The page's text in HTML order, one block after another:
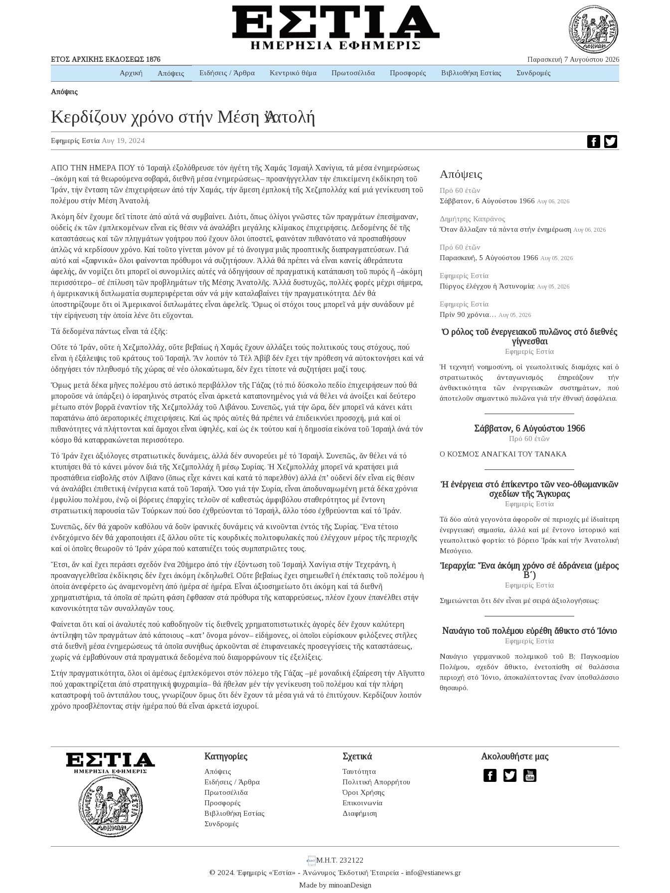
ΕΤΟΣ ΑΡΧΙΚΗΣ ΕΚΔΟΣΕΩΣ 1876 Παρασκευή 7 Αυγούστου 2026
Αρχική Απόψεις Ειδήσεις / Άρθρα Κεντρικό θέμα Πρωτοσέλιδα Προσφορές Βιβλιοθήκη Εστίας Συνδρομές
Απόψεις
Κερδίζουν χρόνο στήν Μέση Ἀνατολή
Εφημερίς Εστία Αυγ 19, 2024
ΑΠΟ ΤΗΝ ΗΜΕΡΑ ΠΟΥ τό Ἰσραήλ ἐξολόθρευσε τόν ἡγέτη τῆς Χαμάς Ἰσμαήλ Χανίγια, τά μέσα ἐνημερώσεως
–ἀκόμη καί τά θεωρούμενα σοβαρά, διεθνῆ μέσα ἐνημερώσεως– προανήγγελλαν τήν ἐπικείμενη ἐκδίκηση τοῦ
Ἰράν, τήν ἔνταση τῶν ἐπιχειρήσεων ἀπό τήν Χαμάς, τήν ἄμεση ἐμπλοκή τῆς Χεζμπολλάχ καί μιά γενίκευση τοῦ
πολέμου στήν Μέση Ἀνατολή.
Ἀκόμη δέν ἔχουμε δεῖ τίποτε ἀπό αὐτά νά συμβαίνει. Διότι, ὅπως ὀλίγοι γνῶστες τῶν πραγμάτων ἐπεσήμαναν,
οὐδείς ἐκ τῶν ἐμπλεκομένων εἶναι εἰς θέσιν νά ἀναλάβει μεγάλης κλίμακος ἐπιχειρήσεις. Δεδομένης δέ τῆς
καταστάσεως καί τῶν πληγμάτων γοήτρου πού ἔχουν ὅλοι ὑποστεῖ, φαινόταν πιθανότατο νά προσπαθήσουν
ἁπλῶς νά κερδίσουν χρόνο. Καί τοῦτο γίνεται μόνον μέ τό ἄνοιγμα μιᾶς προοπτικῆς διαπραγματεύσεων. Γιά
αὐτό καί «ξαφνικά» ὅλοι φαίνονται πρόθυμοι νά συζητήσουν. Ἀλλά θά πρέπει νά εἶναι κανείς ἀθεράπευτα
ἀφελής, ἄν νομίζει ὅτι μπορεῖ οἱ συνομιλίες αὐτές νά ὁδηγήσουν σέ πραγματική κατάπαυση τοῦ πυρός ἤ –ἀκόμη
περισσότερο– σέ ἐπίλυση τῶν προβλημάτων τῆς Μέσης Ἀνατολῆς. Ἀλλά δυστυχῶς, πολλές φορές μέχρι σήμερα,
ἡ ἀμερικανική διπλωματία συμπεριφέρεται σάν νά μήν καταλαβαίνει τήν πραγματικότητα. Δέν θά
ὑποστηρίζουμε ὅτι οἱ Ἀμερικανοί διπλωμάτες εἶναι ἀφελεῖς. Ὅμως οἱ στόχοι τους μπορεῖ νά μήν συνάδουν μέ
τήν εἰρήνευση τήν ὁποία λένε ὅτι εὔχονται.
Τά δεδομένα πάντως εἶναι τά ἑξῆς:
Οὔτε τό Ἰράν, οὔτε ἡ Χεζμπολλάχ, οὔτε βεβαίως ἡ Χαμάς ἔχουν ἀλλάξει τούς πολιτικούς τους στόχους, πού
εἶναι ἡ ἐξάλειψις τοῦ κράτους τοῦ Ἰσραήλ. Ἄν λοιπόν τό Τέλ Ἀβίβ δέν ἔχει τήν πρόθεση νά αὐτοκτονήσει καί νά
ὁδηγήσει τόν πληθυσμό τῆς χώρας σέ νέο ὁλοκαύτωμα, δέν ἔχει τίποτε νά συζητήσει μαζί τους.
Ὅμως μετά δέκα μῆνες πολέμου στό ἀστικό περιβάλλον τῆς Γάζας (τό πιό δύσκολο πεδίο ἐπιχειρήσεων πού θά
μποροῦσε νά ὑπάρξει) ὁ ἰσραηλινός στρατός εἶναι ἀρκετά καταπονημένος γιά νά θέλει νά ἀνοίξει καί δεύτερο
μέτωπο στόν βορρᾶ ἐναντίον τῆς Χεζμπολλάχ τοῦ Λιβάνου. Συνεπῶς, γιά τήν ὥρα, δέν μπορεῖ νά κάνει κάτι
παραπάνω ἀπό ἀεροπορικές ἐπιχειρήσεις. Καί ὡς πρός αὐτές θά πρέπει νά ἐπιδεικνύει προσοχή, μιά καί οἱ
πιθανότητες νά πλήττονται καί ἄμαχοι εἶναι ὑψηλές, καί ὡς ἐκ τούτου καί ἡ δημοσία εἰκόνα τοῦ Ἰσραήλ ἀνά τόν
κόσμο θά καταρρακώνεται περισσότερο.
Τό Ἰράν ἔχει ἀξιόλογες στρατιωτικές δυνάμεις, ἀλλά δέν συνορεύει μέ τό Ἰσραήλ. Συνεπῶς, ἄν θέλει νά τό
κτυπήσει θά τό κάνει μόνον διά τῆς Χεζμπολλάχ ἤ μέσῳ Συρίας. Ἡ Χεζμπολλάχ μπορεῖ νά κρατήσει μιά
προσπάθεια εἰσβολῆς στόν Λίβανο (ὅπως εἶχε κάνει καί κατά τό παρελθόν) ἀλλά ἐπ’ οὐδενί δέν εἶναι εἰς θέσιν
νά ἀναλάβει ἐπιθετική ἐνέργεια κατά τοῦ Ἰσραήλ. Ὅσο γιά τήν Συρία, εἶναι ἀποδυναμωμένη μετά δέκα χρόνια
ἐμφυλίου πολέμου, ἐνῷ οἱ βόρειες ἐπαρχίες τελοῦν σέ καθεστώς ἀμφιβόλου σταθερότητος μέ ἔντονη
στρατιωτική παρουσία τῶν Τούρκων πού ὅσο ἐχθρεύονται τό Ἰσραήλ, ἄλλο τόσο ἐχθρεύονται καί τό Ἰράν.
Συνεπῶς, δέν θά χαροῦν καθόλου νά δοῦν ἰρανικές δυνάμεις νά κινοῦνται ἐντός τῆς Συρίας. Ἕνα τέτοιο
ἐνδεχόμενο δέν θά χαροποιήσει ἐξ ἄλλου οὔτε τίς κουρδικές πολιτοφυλακές πού ἐλέγχουν μέρος τῆς περιοχῆς
καί οἱ ὁποῖες θεωροῦν τό Ἰράν χώρα πού καταπιέζει τούς συμπατριῶτες τους.
Ἔτσι, ἄν καί ἔχει περάσει σχεδόν ἕνα 20ήμερο ἀπό τήν ἐξόντωση τοῦ Ἰσμαήλ Χανίγια στήν Τεχεράνη, ἡ
προαναγγελθεῖσα ἐκδίκησις δέν ἔχει ἀκόμη ἐκδηλωθεῖ. Οὔτε βεβαίως ἔχει σημειωθεῖ ἡ ἐπέκτασις τοῦ πολέμου ἡ
ὁποία ἀνεφέρετο ὡς ἀναμενομένη ἀπό ἡμέρα σέ ἡμέρα. Εἶναι ἀξιοσημείωτο ὅτι ἀκόμη καί τά διεθνῆ
χρηματιστήρια, τά ὁποῖα σέ πρώτη φάση ἔφθασαν στά πρόθυρα τῆς καταρρεύσεως, πλέον ἔχουν ἐπανέλθει στήν
κανονικότητα τῶν συναλλαγῶν τους.
Φαίνεται ὅτι καί οἱ ἀναλυτές πού καθοδηγοῦν τίς διεθνεῖς χρηματοπιστωτικές ἀγορές δέν ἔχουν καλύτερη
ἀντίληψη τῶν πραγμάτων ἀπό κάποιους –κατ’ ὄνομα μόνον– εἰδήμονες, οἱ ὁποῖοι εὑρίσκουν φιλόξενες στῆλες
στά διεθνῆ μέσα ἐνημερώσεως τά ὁποῖα συνήθως ἀρκοῦνται σέ ἐπιφανειακές προσεγγίσεις τῆς καταστάσεως,
χωρίς νά ἐμβαθύνουν στά πραγματικά δεδομένα πού διαμορφώνουν τίς ἐξελίξεις.
Στήν πραγματικότητα, ὅλοι οἱ ἀμέσως ἐμπλεκόμενοι στόν πόλεμο τῆς Γάζας –μέ μοναδική ἐξαίρεση τήν Αἴγυπτο
πού χαρακτηρίζεται ἀπό στρατηγική ψυχραιμία– θά ἤθελαν μέν τήν γενίκευση τοῦ πολέμου καί τήν πλήρη
καταστροφή τοῦ ἀντιπάλου τους, γνωρίζουν ὅμως ὅτι δέν ἔχουν τά μέσα γιά νά τό ἐπιτύχουν. Κερδίζουν λοιπόν
χρόνο προσβλέποντας στήν ἡμέρα πού θά εἶναι ἀρκετά ἰσχυροί.
Απόψεις
Πρό 60 ἐτῶν
Σάββατον, 6 Αὐγούστου 1966 Αυγ 06, 2026
Δημήτρης Καπράνος
Ὅταν ἄλλαξαν τά πάντα στήν ἐνημέρωση Αυγ 06, 2026
Πρό 60 ἐτῶν
Παρασκευή, 5 Αὐγούστου 1966 Αυγ 05, 2026
Εφημερίς Εστία
Πύργος ἐλέγχου ἡ Ἀστυνομία; Αυγ 05, 2026
Εφημερίς Εστία
Πρίν 90 χρόνια… Αυγ 05, 2026
Ὁ ρόλος τοῦ ἐνεργειακοῦ πυλῶνος στό διεθνές
γίγνεσθαι
Εφημερίς Εστία
Ἡ τεχνητή νοημοσύνη, οἱ γεωπολιτικές διαμάχες καί ὁ
στρατιωτικός ἀνταγωνισμός ἐπηρεάζουν τήν
ἀνθεκτικότητα τῶν ἐνεργειακῶν συστημάτων, πού
ἀποτελοῦν σημαντικό πυλῶνα γιά τήν ἐθνική ἀσφάλεια.
Σάββατον, 6 Αὐγούστου 1966
Πρό 60 ἐτῶν
Ο ΚΟΣΜΟΣ ΑΝΑΓΚΑΙ ΤΟΥ ΤΑΝΑΚΑ
Ἡ ἐνέργεια στό ἐπίκεντρο τῶν νεο-ὀθωμανικῶν
σχεδίων τῆς Ἄγκυρας
Εφημερίς Εστία
Τά δύο αὐτά γεγονότα ἀφοροῦν σέ περιοχές μέ ἰδιαίτερη
ἐνεργειακή σημασία, ἀλλά καί μέ ἔντονο ἱστορικό καί
γεωπολιτικό φορτίο: τό βόρειο Ἰράκ καί τήν Ἀνατολική
Μεσόγειο.
Ἱεραρχία: Ἕνα ἀκόμη χρόνο σέ ἀδράνεια (μέρος
B΄)
Εφημερίς Εστία
Σημειώνεται ὅτι δέν εἶναι μέ σειρά ἀξιολογήσεως:
Ναυάγιο τοῦ πολέμου εὑρέθη ἄθικτο στό Ἰόνιο
Εφημερίς Εστία
Ναυάγιο γερμανικοῦ πολεμικοῦ τοῦ B; Παγκοσμίου
Πολέμου, σχεδόν ἄθικτο, ἐνετοπίσθη σέ θαλάσσια
περιοχή στό Ἰόνιο, ἀποκαλύπτοντας ἕναν ὑποθαλάσσιο
θησαυρό.
Κατηγορίες
Απόψεις
Ειδήσεις / Άρθρα
Πρωτοσέλιδα
Προσφορές
Βιβλιοθήκη Εστίας
Συνδρομές
Σχετικά
Ταυτότητα
Πολιτική Απορρήτου
Όροι Χρήσης
Επικοινωνία
Διαφήμιση
Ακολουθήστε μας
Μ.Η.Τ. 232122
© 2024. Ἐφημερίς «Ἑστία» - Ἀνώνυμος Ἐκδοτική Ἑταιρεία - info@estianews.gr
Made by minoanDesign